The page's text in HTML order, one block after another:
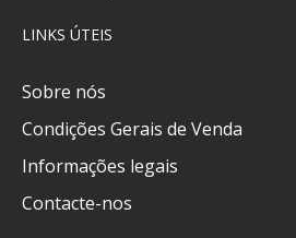
LINKS ÚTEIS
Sobre nós
Condições Gerais de Venda
Informações legais
Contacte-nos